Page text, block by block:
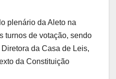
plenário da Aleto na
turnos de votação, sendo
da Casa de Leis,
da Constituição